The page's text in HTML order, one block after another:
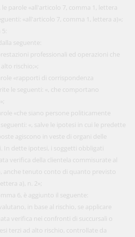
parole «all'articolo 7, comma 1, lettera
«all'articolo 7, comma 1, lettera a)»;
seguente:
professionali ed operazioni che
rischio;»;
«rapporti di corrispondenza
le seguenti: «, che comportano
«che siano persone politicamente
«, salve le ipotesi in cui le predette
agiscono in veste di organi delle
In dette ipotesi, i soggetti obbligati
verifica della clientela commisurate al
anche tenuto conto di quanto previsto
a), n. 2»;
6, è aggiunto il seguente:
in base al rischio, se applicare
verifica nei confronti di succursali o
terzi ad alto rischio, controllate da